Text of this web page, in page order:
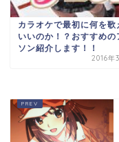
カラオケで最初に何を歌
いいのか！？おすすめの
ソン紹介します！！
2016年